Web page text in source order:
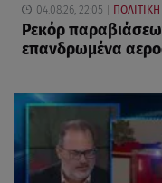
04.08.26, 22:05 ΠΟΛΙΤΙΚΗ
Ρεκόρ
επανδρωμένα